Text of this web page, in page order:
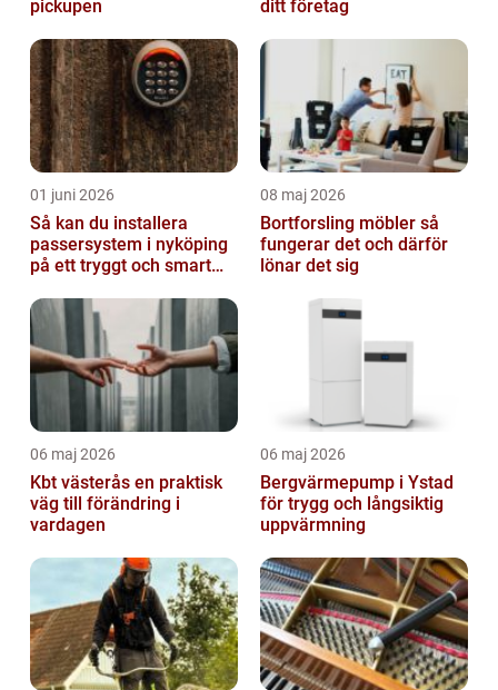
pickupen ditt företag
01 juni 2026
Så kan du installera
passersystem i nyköping
på ett tryggt och smart
08 maj 2026
Bortforsling möbler så
fungerar det och därför
lönar det sig
06 maj 2026
Kbt västerås en praktisk
väg till förändring i
vardagen
06 maj 2026
Bergvärmepump i Ystad
för trygg och långsiktig
uppvärmning